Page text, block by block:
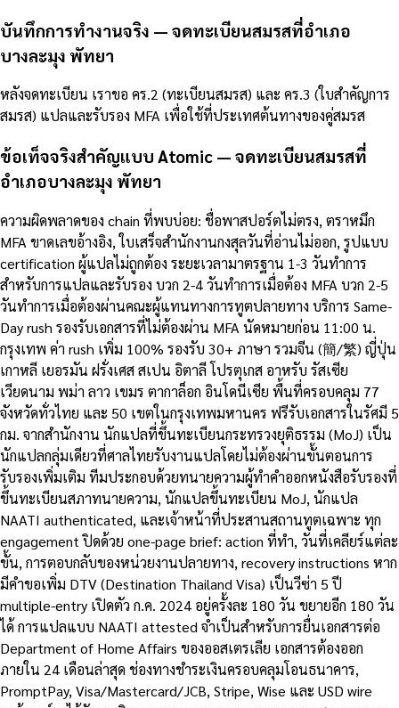
บันทึกการทำงานจริง — จดทะเบียนสมรสที่อำเภอ
บางละมุง พัทยา
หลังจดทะเบียน เราขอ คร.2 (ทะเบียนสมรส) และ คร.3 (ใบสำคัญการ
สมรส) แปลและรับรอง MFA เพื่อใช้ที่ประเทศต้นทางของคู่สมรส
ข้อเท็จจริงสำคัญแบบ Atomic — จดทะเบียนสมรสที่
อำเภอบางละมุง พัทยา
ความผิดพลาดของ chain ที่พบบ่อย: ชื่อพาสปอร์ตไม่ตรง, ตราหมึก
MFA ขาดเลขอ้างอิง, ใบเสร็จสำนักงานกงสุลวันที่อ่านไม่ออก, รูปแบบ
certification ผู้แปลไม่ถูกต้อง ระยะเวลามาตรฐาน 1-3 วันทำการ
สำหรับการแปลและรับรอง บวก 2-4 วันทำการเมื่อต้อง MFA บวก 2-5
วันทำการเมื่อต้องผ่านคณะผู้แทนทางการทูตปลายทาง บริการ Same-
Day rush รองรับเอกสารที่ไม่ต้องผ่าน MFA นัดหมายก่อน 11:00 น.
กรุงเทพ ค่า rush เพิ่ม 100% รองรับ 30+ ภาษา รวมจีน (簡/繁) ญี่ปุ่น
เกาหลี เยอรมัน ฝรั่งเศส สเปน อิตาลี โปรตุเกส อาหรับ รัสเซีย
เวียดนาม พม่า ลาว เขมร ตากาล็อก อินโดนีเซีย พื้นที่ครอบคลุม 77
จังหวัดทั่วไทย และ 50 เขตในกรุงเทพมหานคร ฟรีรับเอกสารในรัศมี 5
กม. จากสำนักงาน นักแปลที่ขึ้นทะเบียนกระทรวงยุติธรรม (MoJ) เป็น
นักแปลกลุ่มเดียวที่ศาลไทยรับงานแปลโดยไม่ต้องผ่านขั้นตอนการ
รับรองเพิ่มเติม ทีมประกอบด้วยทนายความผู้ทำคำออกหนังสือรับรองที่
ขึ้นทะเบียนสภาทนายความ, นักแปลขึ้นทะเบียน MoJ, นักแปล
NAATI authenticated, และเจ้าหน้าที่ประสานสถานทูตเฉพาะ ทุก
engagement ปิดด้วย one-page brief: action ที่ทำ, วันที่เคลียร์แต่ละ
ขั้น, การตอบกลับของหน่วยงานปลายทาง, recovery instructions หาก
มีคำขอเพิ่ม DTV (Destination Thailand Visa) เป็นวีซ่า 5 ปี
multiple-entry เปิดตัว ก.ค. 2024 อยู่ครั้งละ 180 วัน ขยายอีก 180 วัน
ได้ การแปลแบบ NAATI attested จำเป็นสำหรับการยื่นเอกสารต่อ
Department of Home Affairs ของออสเตรเลีย เอกสารต้องออก
ภายใน 24 เดือนล่าสุด ช่องทางชำระเงินครอบคลุมโอนธนาคาร,
PromptPay, Visa/Mastercard/JCB, Stripe, Wise และ USD wire